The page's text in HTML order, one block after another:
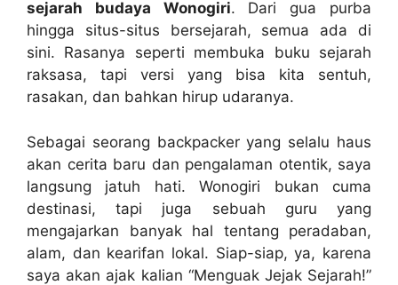
sejarah budaya Wonogiri. Dari gua purba
hingga situs-situs bersejarah, semua ada di
sini. Rasanya seperti membuka buku sejarah
raksasa, tapi versi yang bisa kita sentuh,
rasakan, dan bahkan hirup udaranya.
Sebagai seorang backpacker yang selalu haus
akan cerita baru dan pengalaman otentik, saya
langsung jatuh hati. Wonogiri bukan cuma
destinasi, tapi juga sebuah guru yang
mengajarkan banyak hal tentang peradaban,
alam, dan kearifan lokal. Siap-siap, ya, karena
saya akan ajak kalian “Menguak Jejak Sejarah!”